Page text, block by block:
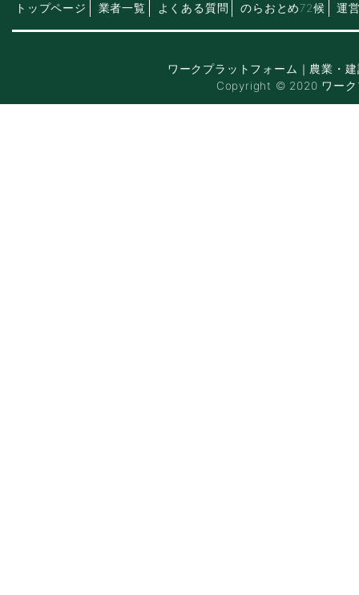
トップページ 業者一覧 よくある質問 のらおとめ72候 運
ワークプラットフォーム｜農業・
Copyright © 2020 ワーク